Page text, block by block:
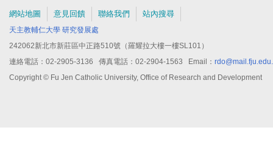
網站地圖 意見回饋 聯絡我們 站內搜尋
天主教輔仁大學 研究發展處
242062新北市新莊區中正路510號（羅耀拉大樓一樓SL101）
連絡電話：02-2905-3136 傳真電話：02-2904-1563 Email：
Copyright © Fu Jen Catholic University, Office of Research and Development